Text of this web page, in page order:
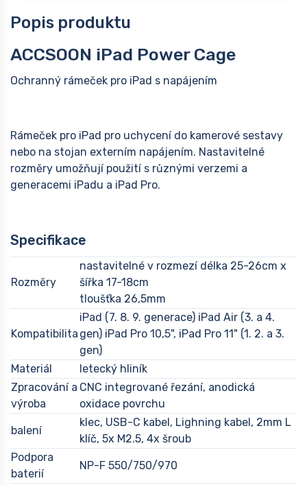
Popis produktu
ACCSOON iPad Power Cage
Ochranný rámeček pro iPad s napájením
Rámeček pro iPad pro uchycení do kamerové sestavy
nebo na stojan externím napájením. Nastavitelné
rozměry umožňují použití s různými verzemi a
generacemi iPadu a iPad Pro.
Specifikace
Rozměry
nastavitelné v rozmezí délka 25-26cm x
šířka 17-18cm
tloušťka 26,5mm
Kompatibilita
iPad (7. 8. 9. generace) iPad Air (3. a 4.
gen) iPad Pro 10,5", iPad Pro 11" (1. 2. a 3.
gen)
Materiál
letecký hliník
Zpracování a
výroba
CNC integrované řezání, anodická
oxidace povrchu
balení
klec, USB-C kabel, Lighning kabel, 2mm L
klíč, 5x M2.5, 4x šroub
Podpora
baterií
NP-F 550/750/970